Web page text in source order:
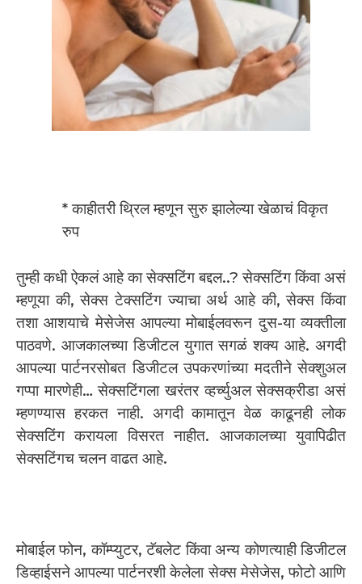
* काहीतरी थ्रिल म्हणून सुरु झालेल्या खेळाचं विकृत
रुप
तुम्ही कधी ऐकलं आहे का सेक्सटिंग बद्दल..? सेक्सटिंग किंवा असं
म्हणूया की, सेक्स टेक्सटिंग ज्याचा अर्थ आहे की, सेक्स किंवा
तशा आशयाचे मेसेजेस आपल्या मोबाईलवरून दुस-या व्यक्तीला
पाठवणे. आजकालच्या डिजीटल युगात सगळं शक्य आहे. अगदी
आपल्या पार्टनरसोबत डिजीटल उपकरणांच्या मदतीने सेक्शुअल
गप्पा मारणेही… सेक्सटिंगला खरंतर व्हर्च्युअल सेक्सक्रीडा असं
म्हणण्यास हरकत नाही. अगदी कामातून वेळ काढूनही लोक
सेक्सटिंग करायला विसरत नाहीत. आजकालच्या युवापिढीत
सेक्सटिंगच चलन वाढत आहे.
मोबाईल फोन, कॉम्प्युटर, टॅबलेट किंवा अन्य कोणत्याही डिजीटल
डिव्हाईसने आपल्या पार्टनरशी केलेला सेक्स मेसेजेस, फोटो आणि